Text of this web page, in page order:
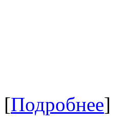
[Подробнее]